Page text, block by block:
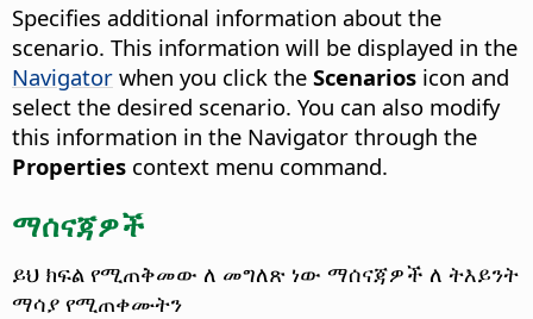
Specifies additional information about the
scenario. This information will be displayed in the
Navigator when you click the Scenarios icon and
select the desired scenario. You can also modify
this information in the Navigator through the
Properties context menu command.
ማሰናጃዎች
ይህ ክፍል የሚጠቅመው ለ መግለጽ ነው ማሰናጃዎች ለ ትእይንት
ማሳያ የሚጠቀሙትን